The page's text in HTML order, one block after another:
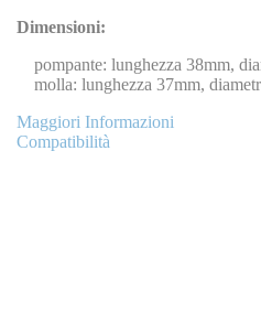
Dimensioni:
pompante: lunghezza 38mm,
molla: lunghezza 37mm,
Maggiori Informazioni
Compatibilità